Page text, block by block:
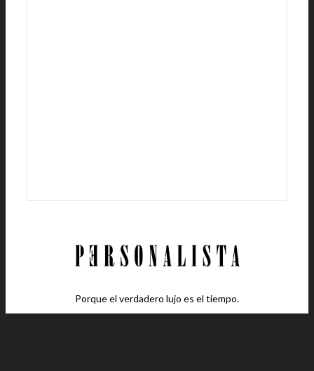
Porque el verdadero lujo es el tiempo.